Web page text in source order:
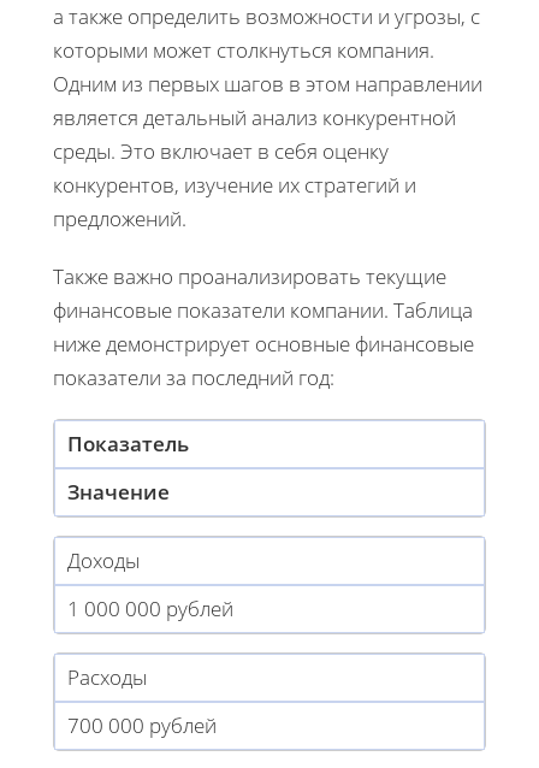
а также определить возможности и угрозы, с
которыми может столкнуться компания.
Одним из первых шагов в этом направлении
является детальный анализ конкурентной
среды. Это включает в себя оценку
конкурентов, изучение их стратегий и
предложений.
Также важно проанализировать текущие
финансовые показатели компании. Таблица
ниже демонстрирует основные финансовые
показатели за последний год:
Показатель
Значение
Доходы
1 000 000 рублей
Расходы
700 000 рублей